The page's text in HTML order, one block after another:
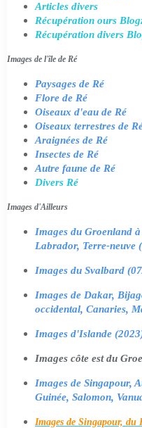
Articles divers
Récupération ours
Récupération divers
Images de l'île de Ré
Paysages de Ré
Flore de Ré
Oiseaux d'eau de Ré
Oiseaux terrestres de
Araignées de Ré
Insectes de Ré
Autre faune de Ré
Divers Ré
Images d'Ailleurs
Images du Groenland
Labrador, Terre-neuve
Images du Svalbard
Images de Dakar,
occidental, Canaries,
Images d'Islande
Images côte est du
Images de Singapour,
Guinée, Salomon,
Images de Singapour, du